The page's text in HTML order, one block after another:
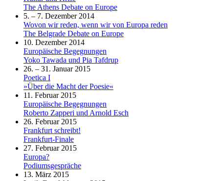
The Athens Debate on Europe
5. – 7. Dezember 2014
Wovon wir reden, wenn wir von Europa reden
The Belgrade Debate on Europe
10. Dezember 2014
Europäische Begegnungen
Yoko Tawada und Pia Tafdrup
26. – 31. Januar 2015
Poetica I
»Über die Macht der Poesie«
11. Februar 2015
Europäische Begegnungen
Roberto Zapperi und Arnold Esch
26. Februar 2015
Frankfurt schreibt!
Frankfurt-Finale
27. Februar 2015
Europa?
Podiumsgespräche
13. März 2015